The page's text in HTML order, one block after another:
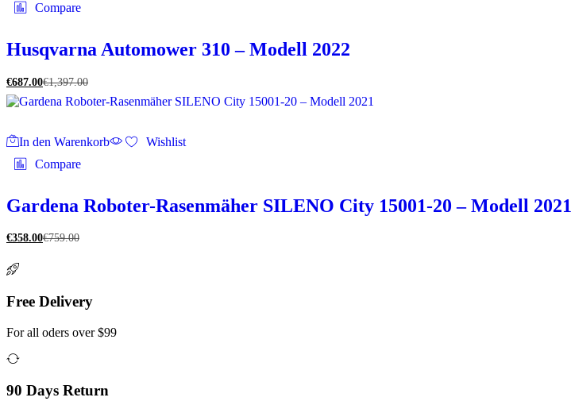
Compare
Husqvarna Automower 310 – Modell 2022
€687.00€1,397.00
In den Warenkorb
Wishlist
Compare
Gardena Roboter-Rasenmäher SILENO City 15001-20 – Modell 2021
€358.00€759.00
Free Delivery
For all oders over $99
90 Days Return